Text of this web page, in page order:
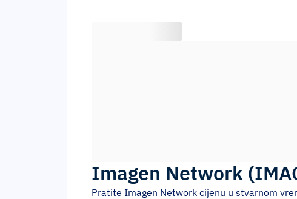
Imagen Network (
Pratite Imagen Network cijenu u stvarnom